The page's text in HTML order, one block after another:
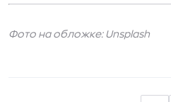
Фото на обложке: Unsplash